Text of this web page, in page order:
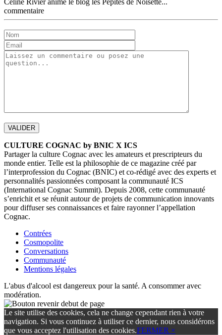
commentaire
CULTURE COGNAC by BNIC X ICS
Partager la culture Cognac avec les amateurs et prescripteurs du
monde entier. Telle est la philosophie de ce magazine créé par
l’interprofession du Cognac (BNIC) et co-rédigé avec des experts et
personnalités passionnées composant la communauté ICS
(International Cognac Summit). Depuis 2008, cette communauté
s’enrichit et se réunit autour de projets de communication innovants
pour diffuser ses connaissances et faire rayonner l’appellation
Cognac.
Contrées
Cosmopolite
Conversations
Communauté
Mentions légales
L'abus d'alcool est dangereux pour la santé. A consommer avec
modération.
Le site utilise des cookies, cela ne change cependant rien à votre
navigation. Si vous continuez à utiliser ce dernier, nous considérons
que vous acceptez l'utilisation des cookies.FERMER ×